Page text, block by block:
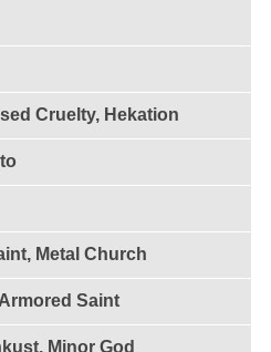
Cruelty, Hekation
Metal Church
Saint
Minor God